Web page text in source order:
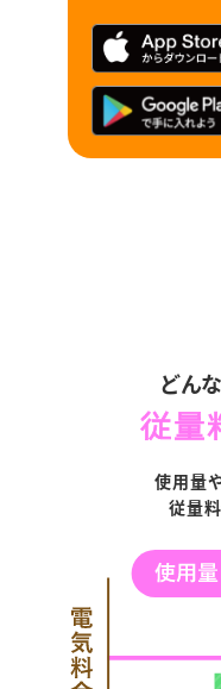
どん
使用量
従量